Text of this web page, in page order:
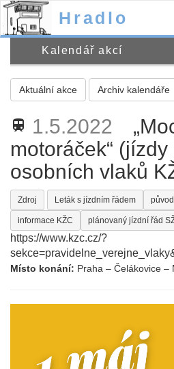
Hradlo
Kalendář akcí
Aktuální akce Archiv kalendáře
train 1.5.2022
motoráček“
osobních vlaků
Zdroj Leták s jízdním řádem
informace KŽC plánovaný jízdní řád
https://www.kzc.cz/?
Místo konání: Praha – Čelákovice –